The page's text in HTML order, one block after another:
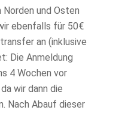
Norden und Osten
ebenfalls für 50€
an (inklusive
Die Anmeldung
4 Wochen vor
wir dann die
Nach Abauf dieser